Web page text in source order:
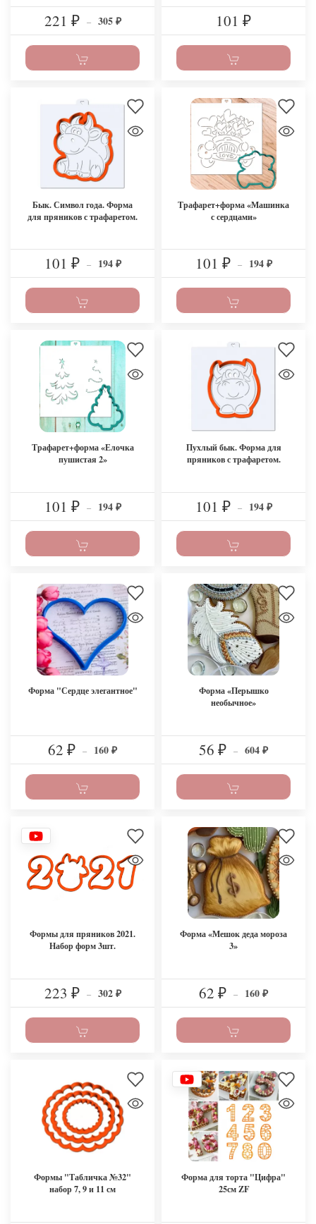
221 ₽ – 305 ₽ 101 ₽
Бык. Символ года. Форма
для пряников с трафаретом.
101 ₽ – 194 ₽
Трафарет+форма «Машинка
с сердцами»
101 ₽ – 194 ₽
Трафарет+форма «Елочка
пушистая 2»
101 ₽ – 194 ₽
Пухлый бык. Форма для
пряников с трафаретом.
101 ₽ – 194 ₽
Форма "Сердце элегантное"
62 ₽ – 160 ₽
Форма «Перышко
необычное»
56 ₽ – 604 ₽
Формы для пряников 2021.
Набор форм 3шт.
223 ₽ – 302 ₽
Форма «Мешок деда мороза
3»
62 ₽ – 160 ₽
Формы "Табличка №32"
набор 7, 9 и 11 см
Форма для торта "Цифра"
25см ZF